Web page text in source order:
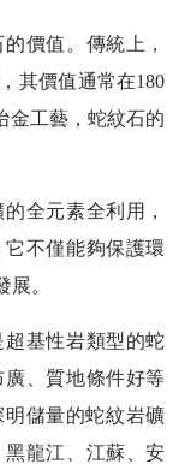
價值。傳統上，
其價值通常在180
金工藝，蛇紋石的
全元素全利用，
不僅能夠保護環
。
基性岩類型的蛇
、質地條件好等
儲量的蛇紋岩礦
龍江、江蘇、安